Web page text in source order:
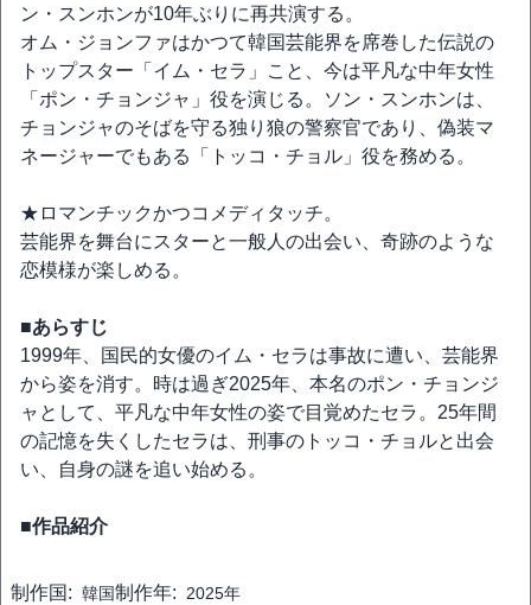
ン・スンホンが10年ぶりに再共演する。
オム・ジョンファはかつて韓国芸能界を席巻した伝説の
トップスター「イム・セラ」こと、今は平凡な中年女性
「ポン・チョンジャ」役を演じる。ソン・スンホンは、
チョンジャのそばを守る独り狼の警察官であり、偽装マ
ネージャーでもある「トッコ・チョル」役を務める。
★ロマンチックかつコメディタッチ。
芸能界を舞台にスターと一般人の出会い、奇跡のような
恋模様が楽しめる。
■あらすじ
1999年、国民的女優のイム・セラは事故に遭い、芸能界
から姿を消す。時は過ぎ2025年、本名のポン・チョンジ
ャとして、平凡な中年女性の姿で目覚めたセラ。25年間
の記憶を失くしたセラは、刑事のトッコ・チョルと出会
い、自身の謎を追い始める。
■作品紹介
制作国: 韓国制作年: 2025年